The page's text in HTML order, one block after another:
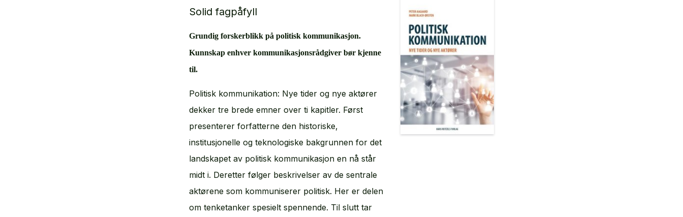
Solid fagpåfyll
Grundig forskerblikk på politisk kommunikasjon.
Kunnskap enhver kommunikasjonsrådgiver bør kjenne
til.
Politisk kommunikation: Nye tider og nye aktører
dekker tre brede emner over ti kapitler. Først
presenterer forfatterne den historiske,
institusjonelle og teknologiske bakgrunnen for det
landskapet av politisk kommunikasjon en nå står
midt i. Deretter følger beskrivelser av de sentrale
aktørene som kommuniserer politisk. Her er delen
om tenketanker spesielt spennende. Til slutt tar